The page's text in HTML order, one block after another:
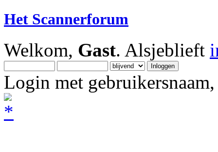
Het Scannerforum
Welkom, Gast. Alsjeblieft
Login met